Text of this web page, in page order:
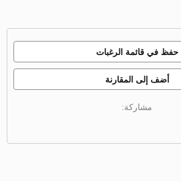
حفظ في قائمة الرغبات
أضف إلى المقارنة
مشاركة: